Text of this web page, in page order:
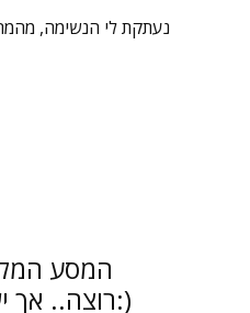
נעתקת לי הנשימה,
המסע
רוצה.. אך יש לי כמה שאלות:)